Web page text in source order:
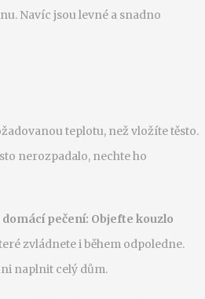
Navíc jsou levné a snadno
teplotu, než vložíte těsto.
nerozpadalo, nechte ho
domácí pečení: Objefte kouzlo
zvládnete i během odpoledne.
naplnit celý dům.